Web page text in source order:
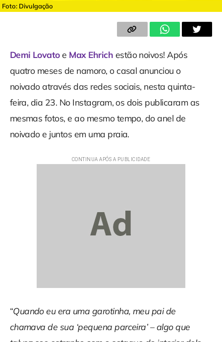
Foto: Divulgação
Demi Lovatoe Max Ehrich estão noivos! Após
quatro meses de namoro, o casal anunciou o
noivado através das redes sociais, nesta quinta-
feira, dia 23. No Instagram, os dois publicaram as
mesmas fotos, e ao mesmo tempo, do anel de
noivado e juntos em uma praia.
“Quando eu era uma garotinha, meu pai de
chamava de sua ‘pequena parceira’ – algo que